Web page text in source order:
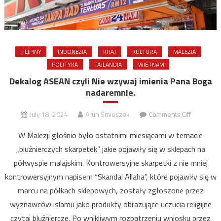
FILIPINY INDONEZJA KRAJ KULTURA
MALEZJA
POLITYKA
TAJLANDIA WIETNAM
Dekalog ASEAN czyli Nie wzywaj imienia Pana Boga
nadaremnie.
July 18, 2024 Arun Śmieszek Comments Offon
ASEAN
czyli
Nie
wzywaj
imienia
Pana
Boga
W Malezji głośnio było ostatnimi miesiącami w temacie
„bluźnierczych skarpetek” jakie pojawiły się w sklepach na
półwyspie malajskim. Kontrowersyjne skarpetki z nie mniej
kontrowersyjnym napisem “Skandal Allaha”, które pojawiły się w
marcu na półkach sklepowych, zostały zgłoszone przez
wyznawców islamu jako produkty obrazujące uczucia religijne
czytaj bluźniercze. Po wnikliwym rozpatrzeniu wniosku przez